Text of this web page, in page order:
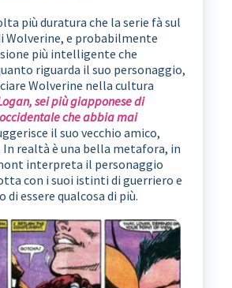
più duratura che la serie fà sul
Wolverine, e probabilmente
più intelligente che
riguarda il suo personaggio,
Wolverine nella cultura
sei più giapponese di
che abbia mai
il suo vecchio amico,
In realtà è una bella metafora, in
interpreta il personaggio
con i suoi istinti di guerriero e
essere qualcosa di più.